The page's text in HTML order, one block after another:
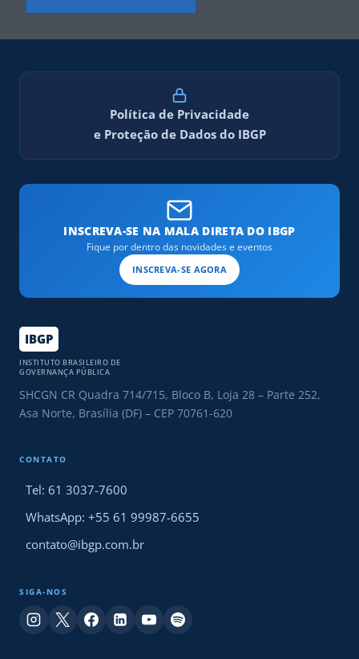
Política de Privacidade
e Proteção de Dados do IBGP
INSCREVA-SE NA MALA DIRETA DO IBGP
Fique por dentro das novidades e eventos
INSCREVA-SE AGORA
IBGP
INSTITUTO BRASILEIRO DE
GOVERNANÇA PÚBLICA
SHCGN CR Quadra 714/715, Bloco B, Loja 28 – Parte 252,
Asa Norte, Brasília (DF) – CEP 70761-620
CONTATO
Tel: 61 3037-7600
WhatsApp: +55 61 99987-6655
contato@ibgp.com.br
SIGA-NOS